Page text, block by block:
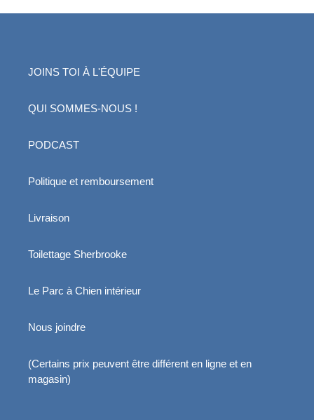
JOINS TOI À L'ÉQUIPE
QUI SOMMES-NOUS !
PODCAST
Politique et remboursement
Livraison
Toilettage Sherbrooke
Le Parc à Chien intérieur
Nous joindre
(Certains prix peuvent être différent en ligne et en
magasin)